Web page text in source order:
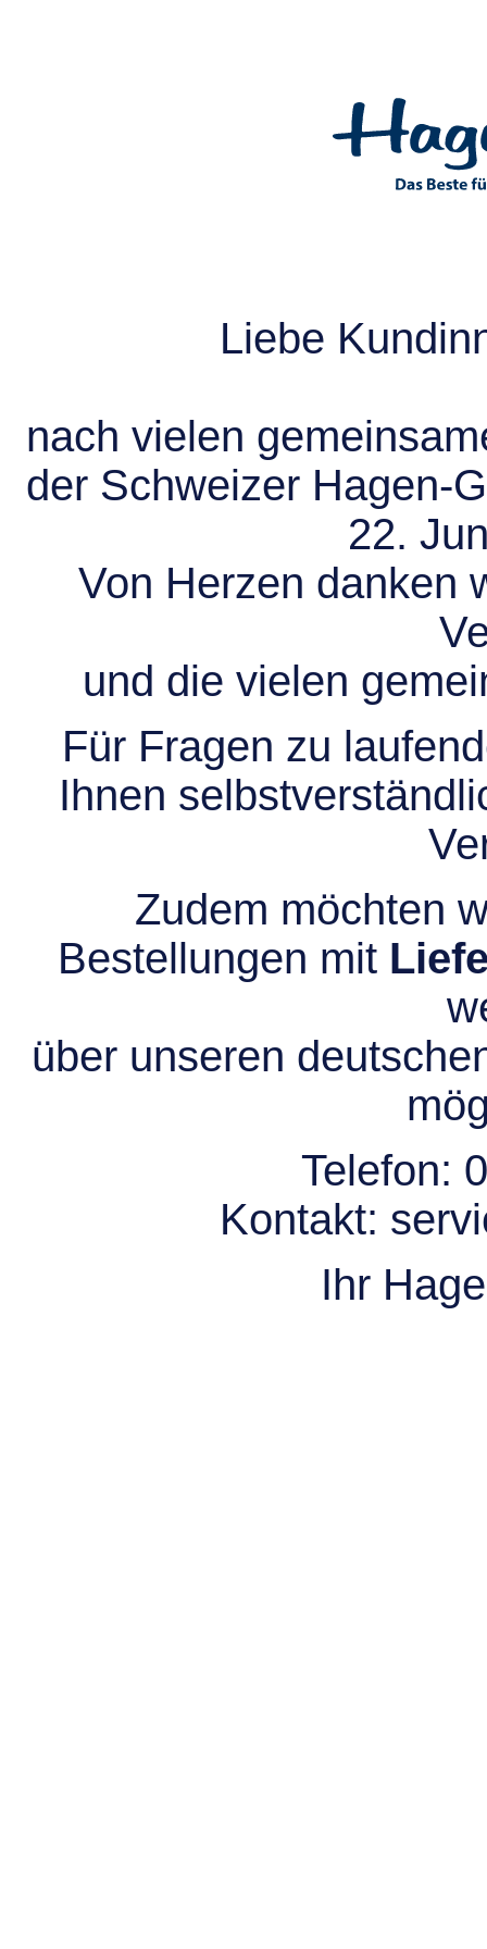
Liebe
nach vielen
der Schweizer Hagen-
22.
Von Herzen danken
und die vielen
Für Fragen zu
Ihnen
Zudem möchten
Bestellungen mit
über unseren
Telefon:
Kontakt:
Ihr